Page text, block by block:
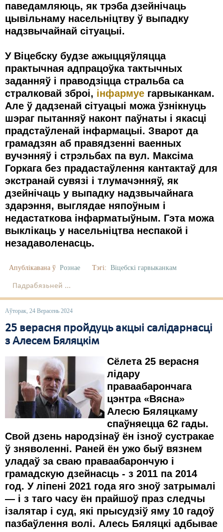
паведамляюць, як трэба дзейнічаць
цывільнаму насельніцтву ў выпадку
надзвычайнай сітуацыі.
У Віцебску будзе ажыццяўляцца
практычная адпрацоўка тактычных
заданняў і праводзіцца стральба са
стралковай зброі, інфармуе гарвыканкам.
Але ў дадзенай сітуацыі можа ўзнікнуць
шэраг пытанняў наконт паўнаты і якасці
прадстаўленай інфармацыі. Зварот да
грамадзян аб правядзенні ваенных
вучэнняў і стрэльбах па вул. Максіма
Горкага без прадастаўлення кантактаў для
экстранай сувязі і тлумачэнняў, як
дзейнічаць у выпадку надзвычайнага
здарэння, выглядае няпоўным і
недастаткова інфарматыўным. Гэта можа
выклікаць у насельніцтва неспакой і
незадаволенасць.
Апублікавана ў Рознае Тэгі: Віцебскі гарвыканкам
Падрабязьней ...
Аўторак, 24 Верасень 2024
25 верасня пройдуць акцыі салідарнасці
з Алесем Бяляцкім
Сёлета 25 верасня
лідару
праваабарончага
цэнтра «Вясна»
Алесю Бяляцкаму
спаўняецца 62 гады.
Свой дзень народзінаў ён ізноў сустракае
ў зняволенні. Раней ён ужо быў вязнем
уладаў за сваю праваабарончую і
грамадскую дзейнасць - з 2011 па 2014
год. У ліпені 2021 года яго зноў затрымалі
— і з таго часу ён прайшоў праз следчы
ізалятар і суд, які прысудзіў яму 10 гадоў
пазбаўлення волі. Алесь Бяляцкі адбывае